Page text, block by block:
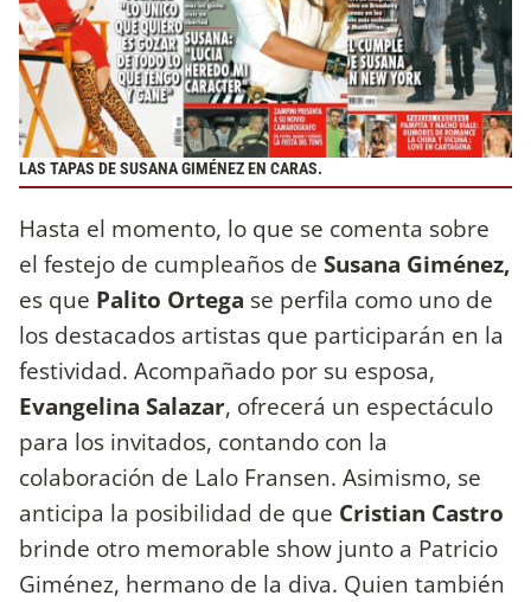
LAS TAPAS DE SUSANA GIMÉNEZ EN CARAS.
Hasta el momento, lo que se comenta sobre
el festejo de cumpleaños de Susana Giménez,
es que Palito Ortega se perfila como uno de
los destacados artistas que participarán en la
festividad. Acompañado por su esposa,
Evangelina Salazar, ofrecerá un espectáculo
para los invitados, contando con la
colaboración de Lalo Fransen. Asimismo, se
anticipa la posibilidad de que Cristian Castro
brinde otro memorable show junto a Patricio
Giménez, hermano de la diva. Quien también